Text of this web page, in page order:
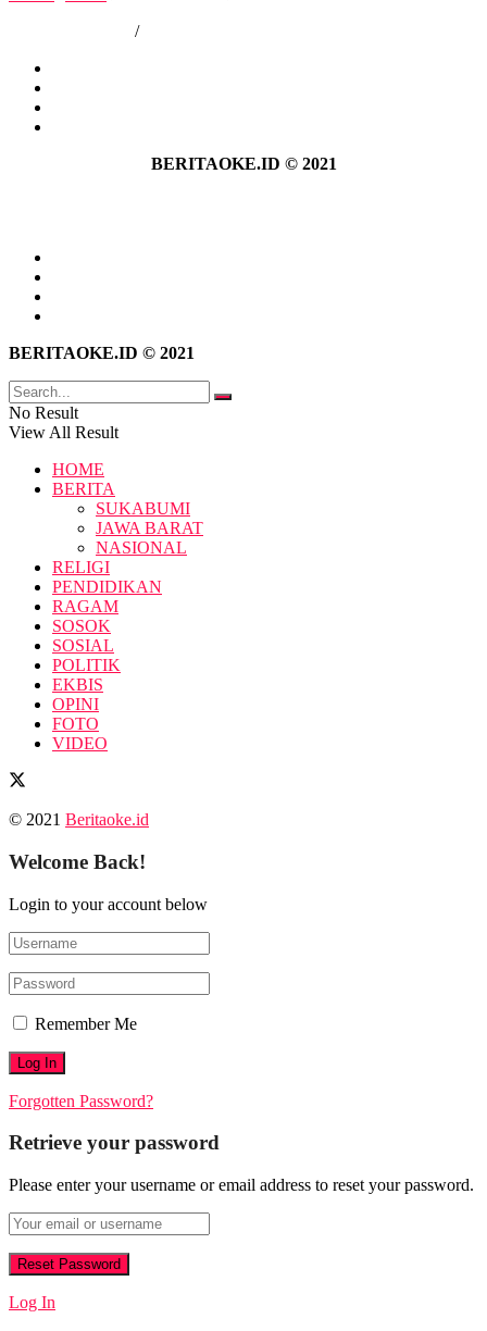
/
BERITAOKE.ID © 2021
BERITAOKE.ID © 2021
No Result
View All Result
HOME
BERITA
SUKABUMI
JAWA BARAT
NASIONAL
RELIGI
PENDIDIKAN
RAGAM
SOSOK
SOSIAL
POLITIK
EKBIS
OPINI
FOTO
VIDEO
© 2021 Beritaoke.id
Welcome Back!
Login to your account below
Remember Me
Forgotten Password?
Retrieve your password
Please enter your username or email address to reset your password.
Log In